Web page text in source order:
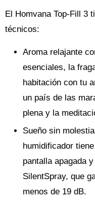
El Homvana Top-Fill 3
técnicos:
Aroma relajante
esenciales, la
habitación con tu
un país de las
plena y la
Sueño sin
humidificador
pantalla apagada
SilentSpray, que
menos de 19 dB.